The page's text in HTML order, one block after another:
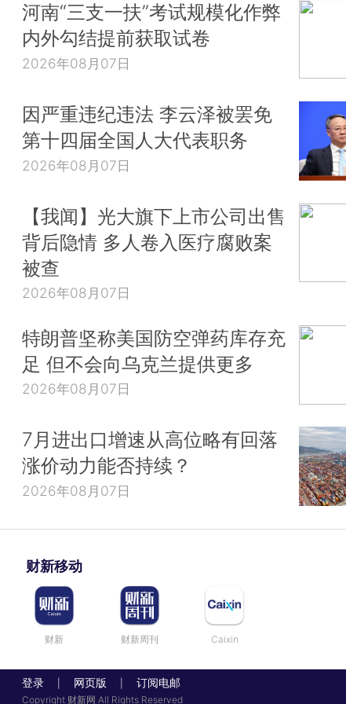
河南“三支一扶”考试规模化作弊
内外勾结提前获取试卷
2026年08月07日
因严重违纪违法 李云泽被罢免
第十四届全国人大代表职务
2026年08月07日
【我闻】光大旗下上市公司出售
背后隐情 多人卷入医疗腐败案
被查
2026年08月07日
特朗普坚称美国防空弹药库存充
足 但不会向乌克兰提供更多
2026年08月07日
7月进出口增速从高位略有回落
涨价动力能否持续？
2026年08月07日
财新移动
财新 财新周刊 Caixin
登录 网页版 订阅电邮
Copyright 财新网 All Rights Reserved